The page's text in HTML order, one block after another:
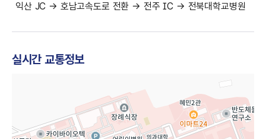
익산 JC → 호남고속도로 전환 → 전주 IC → 전북대학교병원
실시간 교통정보